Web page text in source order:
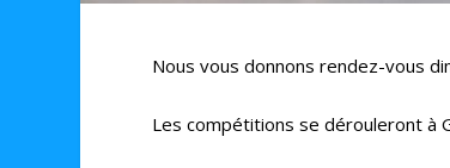
Nous vous donnons rendez-vous
Les compétitions se dérouleront à